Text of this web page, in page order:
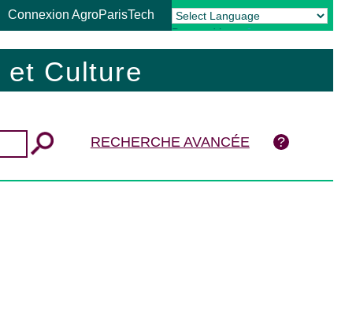
Connexion AgroParisTech
Powered by Translate
et Culture
RECHERCHE AVANCÉE